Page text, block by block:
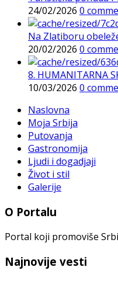
24/02/2026 0
Na Zlatiboru
20/02/2026 0
8. HUMANITARNA
10/03/2026 0
Naslovna
Moja Srbija
Putovanja
Gastronomija
Ljudi i dogadjaji
Život i stil
Galerije
O Portalu
Portal koji promoviše
Najnovije vesti